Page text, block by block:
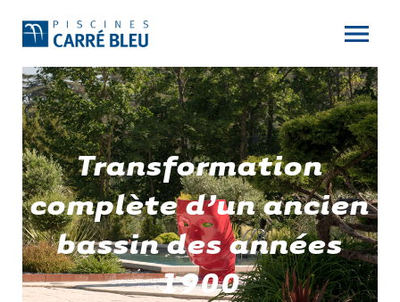
Transformation
complète d’un ancien
bassin des années
1900